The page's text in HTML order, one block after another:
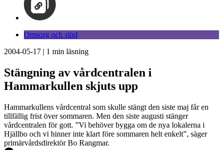
Omsorg och stöd
2004-05-17 | 1 min läsning
Stängning av vårdcentralen i
Hammarkullen skjuts upp
Hammarkullens vårdcentral som skulle stängt den siste maj får en
tillfällig frist över sommaren. Men den siste augusti stänger
vårdcentralen för gott. ”Vi behöver bygga om de nya lokalerna i
Hjällbo och vi hinner inte klart före sommaren helt enkelt”, säger
primärvårdsdirektör Bo Rangmar.